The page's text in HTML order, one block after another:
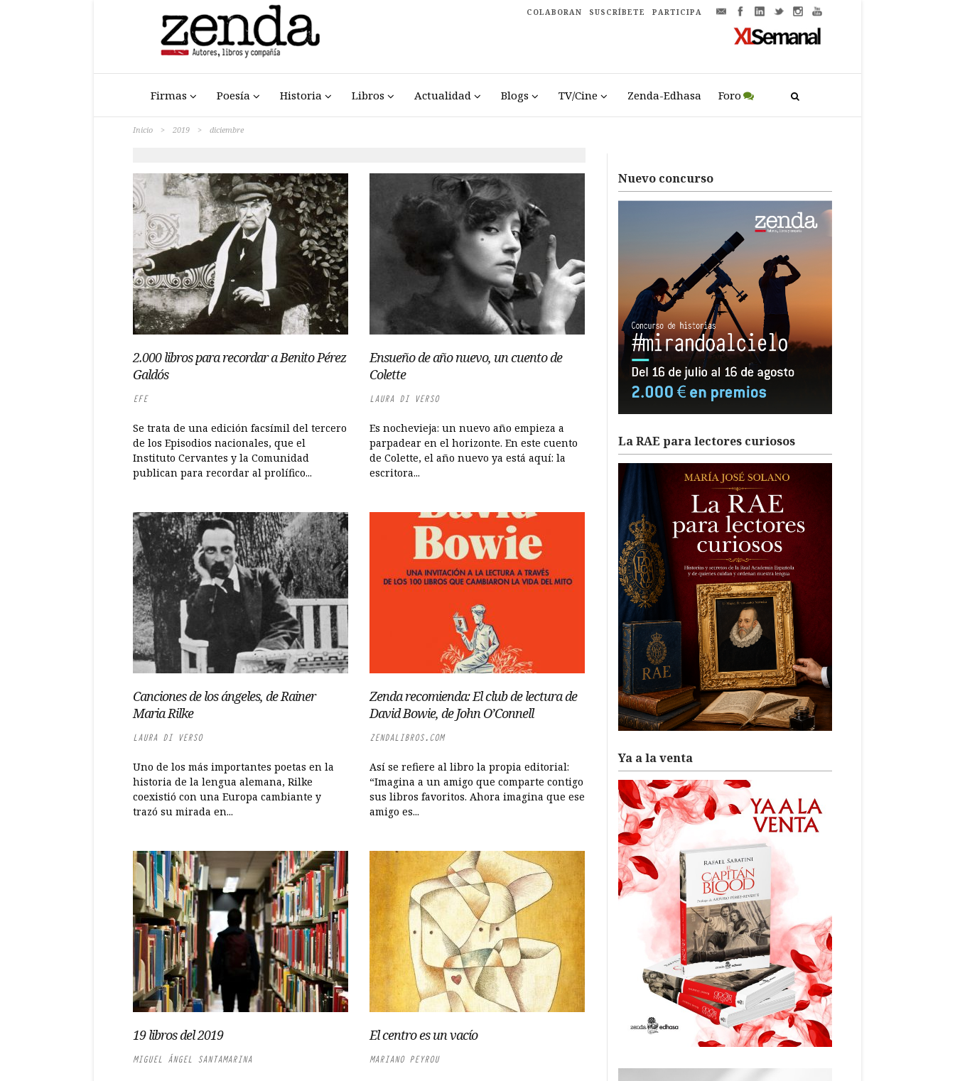
COLABORAN SUSCRÍBETE PARTICIPA
Firmas Poesía Historia Libros Actualidad Blogs TV/Cine Zenda-Edhasa Foro
Inicio > 2019 > diciembre
2.000 libros para recordar a Benito Pérez
Galdós
EFE
Se trata de una edición facsímil del tercero
de los Episodios nacionales, que el
Instituto Cervantes y la Comunidad
publican para recordar al prolífico...
Ensueño de año nuevo, un cuento de
Colette
LAURA DI VERSO
Es nochevieja: un nuevo año empieza a
parpadear en el horizonte. En este cuento
de Colette, el año nuevo ya está aquí: la
escritora...
Canciones de los ángeles, de Rainer
Maria Rilke
LAURA DI VERSO
Uno de los más importantes poetas en la
historia de la lengua alemana, Rilke
coexistió con una Europa cambiante y
trazó su mirada en...
Zenda recomienda: El club de lectura de
David Bowie, de John O’Connell
ZENDALIBROS.COM
Así se refiere al libro la propia editorial:
“Imagina a un amigo que comparte contigo
sus libros favoritos. Ahora imagina que ese
amigo es...
19 libros del 2019
MIGUEL ÁNGEL SANTAMARINA
El centro es un vacío
MARIANO PEYROU
Nuevo concurso
La RAE para lectores curiosos
Ya a la venta